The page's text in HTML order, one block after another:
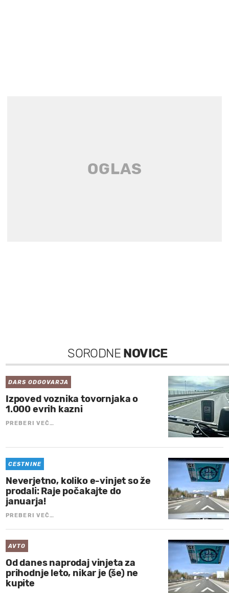
SORODNE NOVICE
DARS ODGOVARJA
Izpoved voznika tovornjaka o
1.000 evrih kazni
PREBERI VEČ…
CESTNINE
Neverjetno, koliko e-vinjet so že
prodali: Raje počakajte do
januarja!
PREBERI VEČ…
AVTO
Od danes naprodaj vinjeta za
prihodnje leto, nikar je (še) ne
kupite